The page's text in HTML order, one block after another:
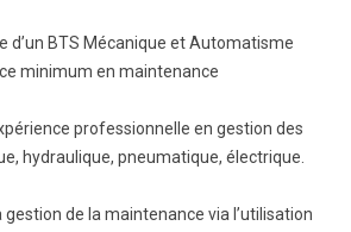
BTS Mécanique et Automatisme
minimum en maintenance
professionnelle en gestion des
hydraulique, pneumatique, électrique.
de la maintenance via l’utilisation